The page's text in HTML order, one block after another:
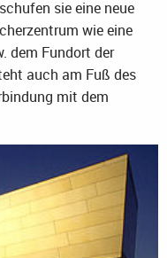
sie eine neue
wie eine
dem Fundort der
auch am Fuß des
mit dem